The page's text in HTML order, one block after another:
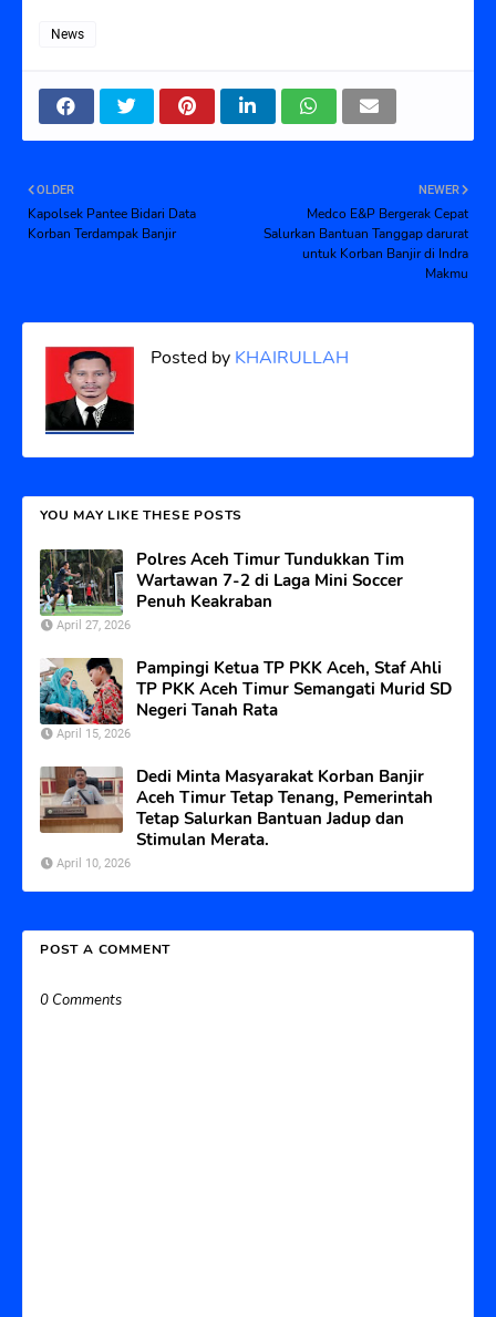
News
NEWER
Medco E&P Bergerak Cepat
Salurkan Bantuan Tanggap darurat
untuk Korban Banjir di Indra
Makmu
OLDER
Kapolsek Pantee Bidari Data
Korban Terdampak Banjir
Posted by KHAIRULLAH
YOU MAY LIKE THESE POSTS
Polres Aceh Timur Tundukkan Tim
Wartawan 7-2 di Laga Mini Soccer
Penuh Keakraban
April 27, 2026
Pampingi Ketua TP PKK Aceh, Staf Ahli
TP PKK Aceh Timur Semangati Murid SD
Negeri Tanah Rata
April 15, 2026
Dedi Minta Masyarakat Korban Banjir
Aceh Timur Tetap Tenang, Pemerintah
Tetap Salurkan Bantuan Jadup dan
Stimulan Merata.
April 10, 2026
POST A COMMENT
0 Comments